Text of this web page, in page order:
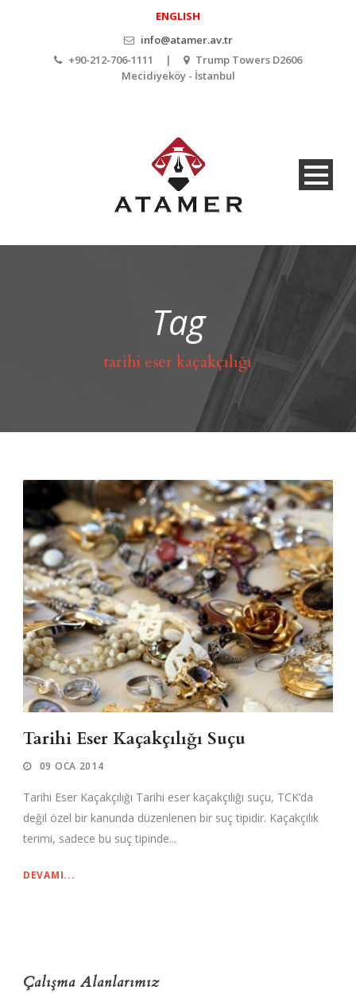
ENGLISH
info@atamer.av.tr
+90-212-706-1111 |
Trump Towers D2606
Mecidiyeköy - İstanbul
Tag
tarihi eser kaçakçılığı
Tarihi Eser Kaçakçılığı Suçu
09 OCA 2014
Tarihi Eser Kaçakçılığı Tarihi eser kaçakçılığı suçu, TCK’da
değil özel bir kanunda düzenlenen bir suç tipidir. Kaçakçılık
terimi, sadece bu suç tipinde...
DEVAMI...
Çalışma Alanlarımız